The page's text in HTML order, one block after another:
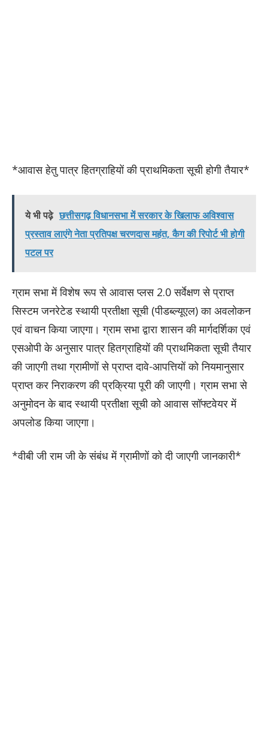
*आवास हेतु पात्र हितग्राहियों की प्राथमिकता सूची होगी तैयार*
ये भी पढ़े छत्तीसगढ़ विधानसभा में सरकार के खिलाफ अविश्वास
प्रस्ताव लाएंगे नेता प्रतिपक्ष चरणदास महंत, कैग की रिपोर्ट भी होगी
पटल पर
ग्राम सभा में विशेष रूप से आवास प्लस 2.0 सर्वेक्षण से प्राप्त
सिस्टम जनरेटेड स्थायी प्रतीक्षा सूची (पीडब्ल्यूएल) का अवलोकन
एवं वाचन किया जाएगा। ग्राम सभा द्वारा शासन की मार्गदर्शिका एवं
एसओपी के अनुसार पात्र हितग्राहियों की प्राथमिकता सूची तैयार
की जाएगी तथा ग्रामीणों से प्राप्त दावे-आपत्तियों को नियमानुसार
प्राप्त कर निराकरण की प्रक्रिया पूरी की जाएगी। ग्राम सभा से
अनुमोदन के बाद स्थायी प्रतीक्षा सूची को आवास सॉफ्टवेयर में
अपलोड किया जाएगा।
*वीबी जी राम जी के संबंध में ग्रामीणों को दी जाएगी जानकारी*